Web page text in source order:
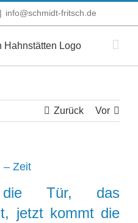
| info@schmidt-fritsch.de
Zurück Vor
– Zeit
Tür, das
jetzt kommt die